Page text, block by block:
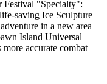
Festival "Specialty":
saving Ice Sculpture
in a new area
Island Universal
accurate combat